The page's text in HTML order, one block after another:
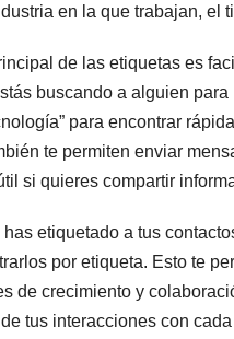
en la que trabajan, el
de las etiquetas es
buscando a alguien
para encontrar
te permiten enviar
si quieres compartir
etiquetado a tus
por etiqueta. Esto te
de crecimiento y
tus interacciones con